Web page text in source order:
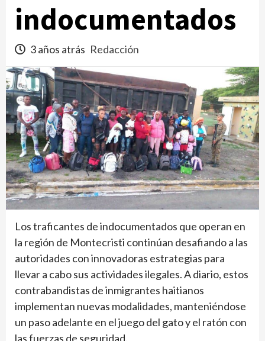
indocumentados
3 años atrás Redacción
Los traficantes de indocumentados que operan en
la región de Montecristi continúan desafiando a las
autoridades con innovadoras estrategias para
llevar a cabo sus actividades ilegales. A diario, estos
contrabandistas de inmigrantes haitianos
implementan nuevas modalidades, manteniéndose
un paso adelante en el juego del gato y el ratón con
las fuerzas de seguridad.